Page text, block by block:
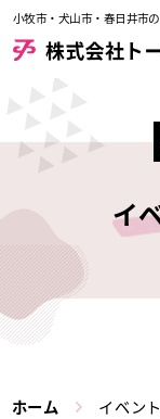
小牧市・犬山市・春日井市
イ
ホーム イベン